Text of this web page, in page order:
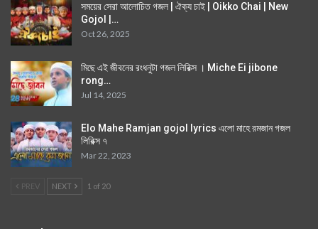
সময়ের সেরা আলোচিত গজল | ঐক্য চাই | Oikko Chai | New
Gojol |…
Oct 26, 2025
মিছে এই জীবনের রংধনুটা গজল লিরিক্স । Miche Ei jibone
rong…
Jul 14, 2025
Elo Mahe Ramjan gojol lyrics এলো মাহে রমজান গজল
লিরিক্স ৭
Mar 22, 2023
PREV NEXT 1 of 20